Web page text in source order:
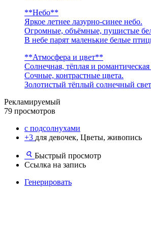
**Небо**
Яркое летнее лазурно-синее небо.
Огромные, объёмные, пушистые
В небе парят маленькие белые
**Атмосфера и цвет**
Солнечная, тёплая и
Сочные, контрастные цвета.
Золотистый тёплый солнечный
Рекламируемый
79 просмотров
с подсолнухами
+3 для девочек, Цветы, живопись
Быстрый просмотр
Ссылка на запись
Генерировать